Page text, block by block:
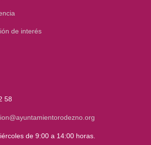
de interés
58
de 9:00 a 14:00 horas.